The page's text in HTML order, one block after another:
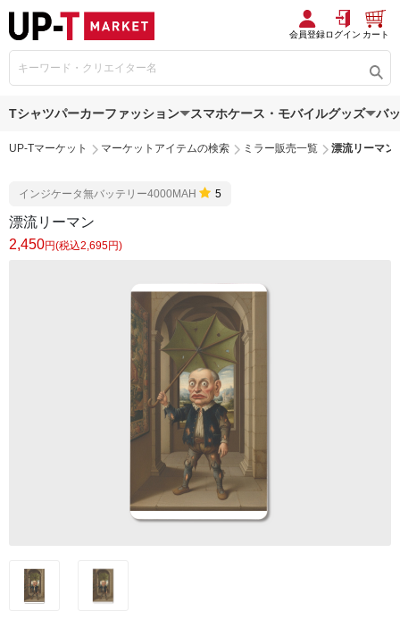
会員登録ログイン カート
Tシャツパーカーファッション スマホケース・モバイルグッズ バ
UP-Tマーケット マーケットアイテムの検索 ミラー販売一覧 漂流リーマン
インジケータ無バッテリー4000MAH 5
漂流リーマン
2,450円(税込2,695円)